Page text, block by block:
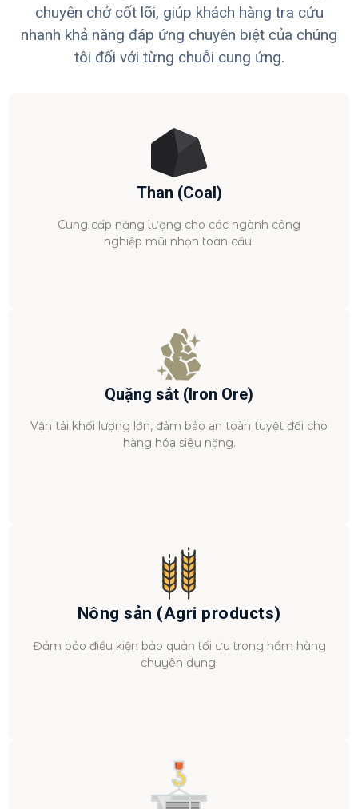
chuyên chở cốt lõi, giúp khách hàng tra cứu
nhanh khả năng đáp ứng chuyên biệt của chúng
tôi đối với từng chuỗi cung ứng.
Than (Coal)
Cung cấp năng lượng cho các ngành công
nghiệp mũi nhọn toàn cầu.
Quặng sắt (Iron Ore)
Vận tải khối lượng lớn, đảm bảo an toàn tuyệt đối cho
hàng hóa siêu nặng.
Nông sản (Agri products)
Đảm bảo điều kiện bảo quản tối ưu trong hầm hàng
chuyên dụng.